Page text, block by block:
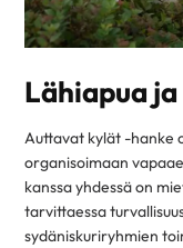
Lähiapua
Auttavat kylät -hanke
organisoimaan
kanssa yhdessä on
tarvittaessa
sydäniskuriryhmien